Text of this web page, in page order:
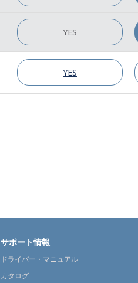
YES
YES
サポート情報
ドライバー・マニュアル
カタログ